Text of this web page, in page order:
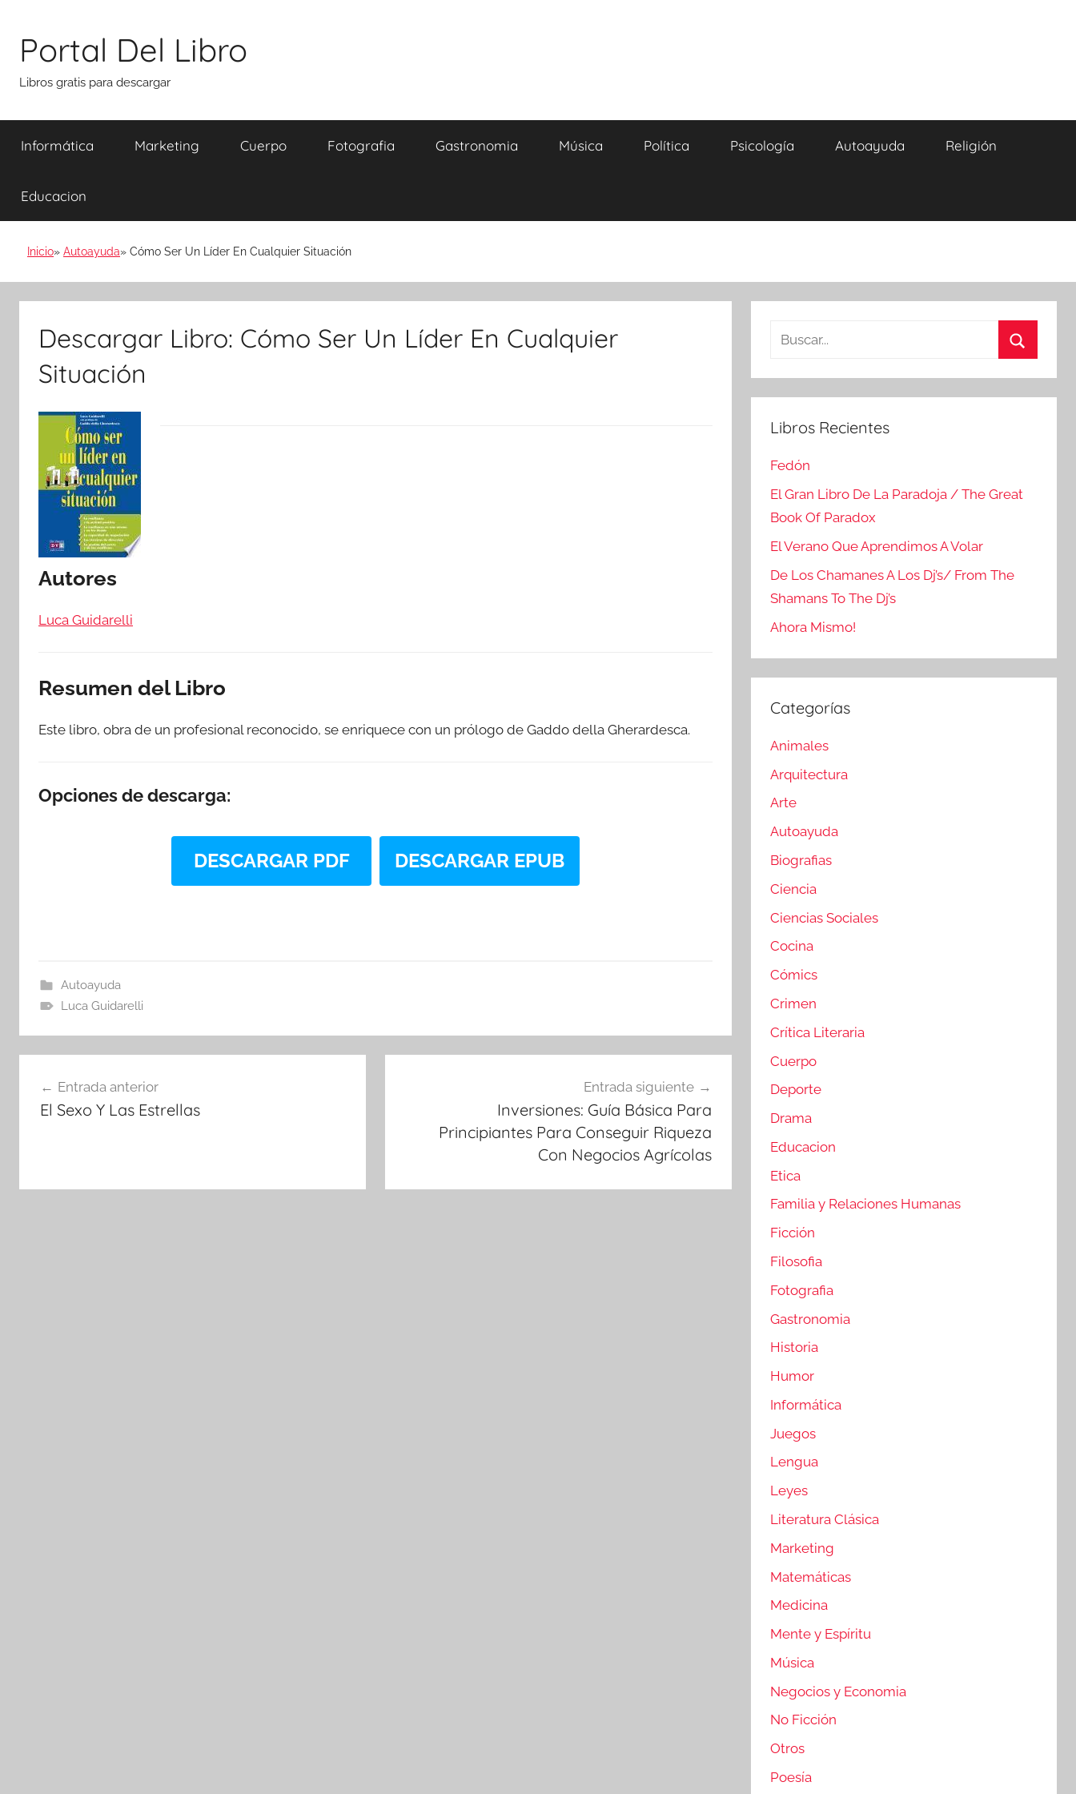
contenido
Portal Del Libro
Libros gratis para descargar
Informática Marketing Cuerpo Fotografia Gastronomia Música Política Psicología Autoayuda Religión
Educacion
Inicio Autoayuda Cómo Ser Un Líder En Cualquier Situación
Descargar Libro: Cómo Ser Un Líder En Cualquier
Situación
Autores
Luca Guidarelli
Resumen del Libro
Este libro, obra de un profesional reconocido, se enriquece con un prólogo de Gaddo della Gherardesca.
Opciones de descarga:
DESCARGAR PDF DESCARGAR EPUB
Autoayuda
Luca Guidarelli
de
Entrada anterior
El Sexo Y Las Estrellas
Entrada siguiente
Inversiones: Guía Básica Para
Principiantes Para Conseguir Riqueza
Con Negocios Agrícolas
Buscar:
Libros Recientes
Fedón
El Gran Libro De La Paradoja / The Great
Book Of Paradox
El Verano Que Aprendimos A Volar
De Los Chamanes A Los Dj’s/ From The
Shamans To The Dj’s
Ahora Mismo!
Categorías
Animales
Arquitectura
Arte
Autoayuda
Biografias
Ciencia
Ciencias Sociales
Cocina
Cómics
Crimen
Crítica Literaria
Cuerpo
Deporte
Drama
Educacion
Etica
Familia y Relaciones Humanas
Ficción
Filosofia
Fotografia
Gastronomia
Historia
Humor
Informática
Juegos
Lengua
Leyes
Literatura Clásica
Marketing
Matemáticas
Medicina
Mente y Espíritu
Música
Negocios y Economia
No Ficción
Otros
Poesía